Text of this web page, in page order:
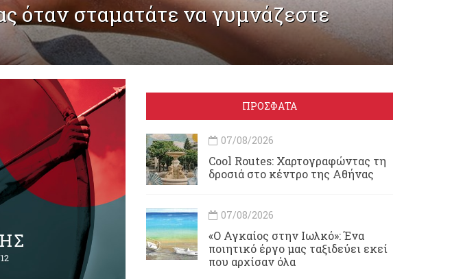
όταν σταματάτε να γυμνάζεστε
ΠΡΟΣΦΑΤΑ
07/08/2026
Cool Routes: Χαρτογραφώντας τη
δροσιά στο κέντρο της Αθήνας
07/08/2026
«Ο Αγκαίος στην Ιωλκό»: Ένα
ποιητικό έργο μας ταξιδεύει εκεί
που αρχίσαν όλα